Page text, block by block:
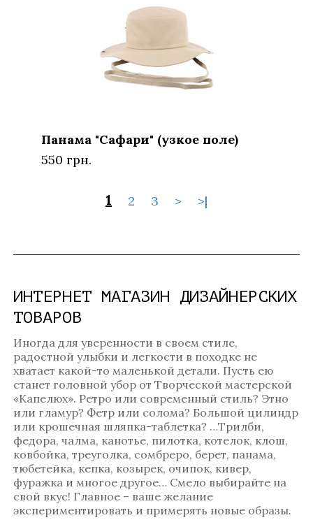
Панама "Сафари" (узкое поле)
550 грн.
1 2 3 > >|
ИНТЕРНЕТ МАГАЗИН ДИЗАЙНЕРСКИХ
ТОВАРОВ
Иногда для уверенности в своем стиле,
радостной улыбки и легкости в походке не
хватает какой-то маленькой детали. Пусть ею
станет головной убор от Творческой мастерской
«Капелюх». Ретро или современный стиль? Этно
или гламур? Фетр или солома? Большой цилиндр
или крошечная шляпка-таблетка? …Трилби,
федора, чалма, канотье, пилотка, котелок, клош,
ковбойка, треуголка, сомбреро, берет, панама,
тюбетейка, кепка, козырек, очипок, кивер,
фуражка и многое другое… Смело выбирайте на
свой вкус! Главное – ваше желание
экспериментировать и примерять новые образы.